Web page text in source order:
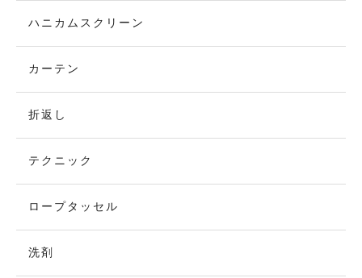
ハニカムスクリーン
カーテン
折返し
テクニック
ロープタッセル
洗剤